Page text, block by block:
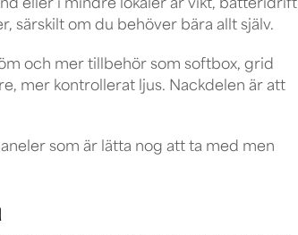
eller i mindre lokaler är vikt, batteridrift
särskilt om du behöver bära allt själv.
och mer tillbehör som softbox, grid
mer kontrollerat ljus. Nackdelen är att
som är lätta nog att ta med men